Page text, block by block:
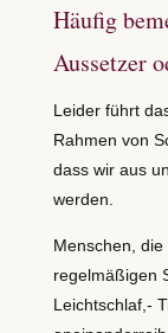
Häufig
Aussetzer
Leider führt
Rahmen von
dass wir aus
werden.
Menschen,
regelmäßigen
Leichtschlaf,-